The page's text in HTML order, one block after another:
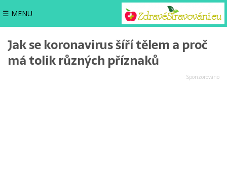
☰ MENU
Jak se koronavirus šíří tělem a proč
má tolik různých příznaků